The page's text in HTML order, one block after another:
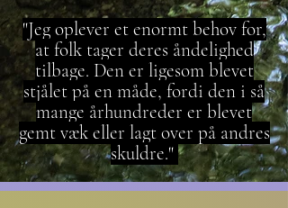
"Jeg oplever et enormt behov for,
at folk tager deres åndelighed
tilbage. Den er ligesom blevet
stjålet på en måde, fordi den i så
mange århundreder er blevet
gemt væk eller lagt over på andres
skuldre."